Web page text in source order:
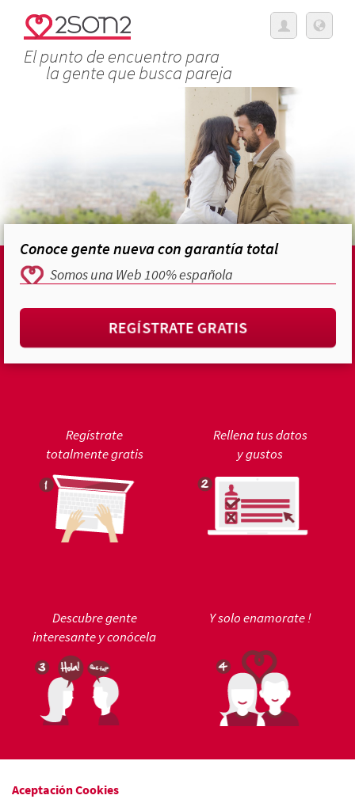
El punto de encuentro para
la gente que busca pareja
Conoce gente nueva con garantía total
Somos una Web 100% española
REGÍSTRATE GRATIS
Regístrate
totalmente gratis
Rellena tus datos
y gustos
Descubre gente
interesante y conócela
Y solo enamorate !
Aceptación Cookies